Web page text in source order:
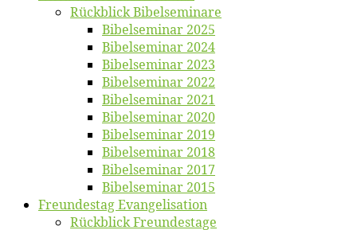
Rück­blick Bibelseminare
Bi­bel­se­mi­nar 2025
Bi­bel­se­mi­nar 2024
Bi­bel­se­mi­nar 2023
Bi­bel­se­mi­nar 2022
Bi­bel­se­mi­nar 2021
Bi­bel­se­mi­nar 2020
Bi­bel­se­mi­nar 2019
Bi­bel­se­mi­nar 2018
Bibelsemi­nar 2017
Bibelsemi­nar 2015
Freun­des­tag Evangelisation
Rück­blick Freundestage